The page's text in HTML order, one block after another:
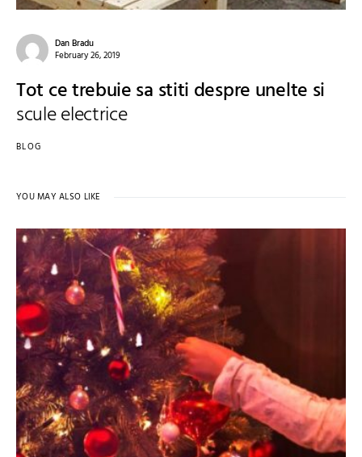
Dan Bradu
February 26, 2019
Tot ce trebuie sa stiti despre unelte si
scule electrice
BLOG
YOU MAY ALSO LIKE